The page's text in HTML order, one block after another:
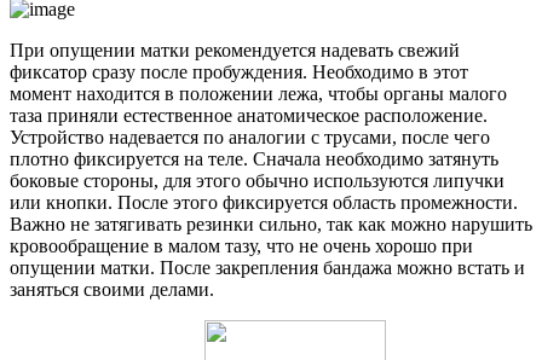
При опущении матки рекомендуется надевать свежий
фиксатор сразу после пробуждения. Необходимо в этот
момент находится в положении лежа, чтобы органы малого
таза приняли естественное анатомическое расположение.
Устройство надевается по аналогии с трусами, после чего
плотно фиксируется на теле. Сначала необходимо затянуть
боковые стороны, для этого обычно используются липучки
или кнопки. После этого фиксируется область промежности.
Важно не затягивать резинки сильно, так как можно нарушить
кровообращение в малом тазу, что не очень хорошо при
опущении матки. После закрепления бандажа можно встать и
заняться своими делами.